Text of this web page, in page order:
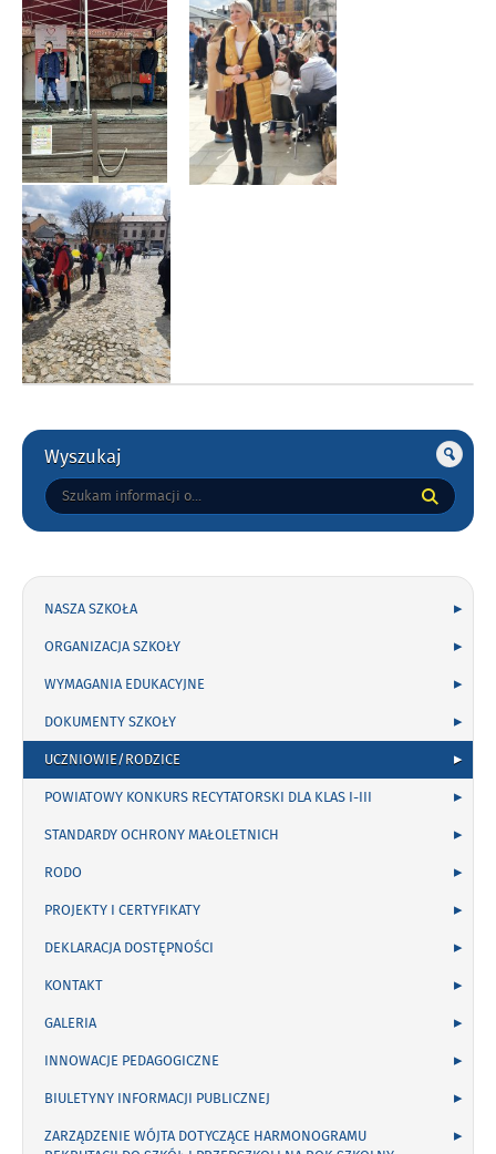
Gorne
Wyszukaj
Tutaj
wpisz
NASZA SZKOŁA
ORGANIZACJA SZKOŁY
WYMAGANIA EDUKACYJNE
DOKUMENTY SZKOŁY
UCZNIOWIE/RODZICE
POWIATOWY KONKURS RECYTATORSKI DLA KLAS I-III
STANDARDY OCHRONY MAŁOLETNICH
RODO
PROJEKTY I CERTYFIKATY
DEKLARACJA DOSTĘPNOŚCI
KONTAKT
GALERIA
INNOWACJE PEDAGOGICZNE
BIULETYNY INFORMACJI PUBLICZNEJ
ZARZĄDZENIE WÓJTA DOTYCZĄCE HARMONOGRAMU